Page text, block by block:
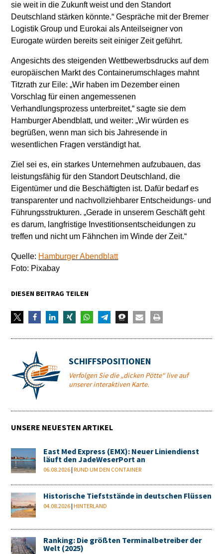
sie weit in die Zukunft weist und den Standort
Deutschland stärken könnte.“ Gespräche mit der Bremer
Logistik Group und Eurokai als Anteilseigner von
Eurogate würden bereits seit einiger Zeit geführt.
Angesichts des steigenden Wettbewerbsdrucks auf dem
europäischen Markt des Containerumschlages mahnt
Titzrath zur Eile: „Wir haben im Dezember einen
Vorschlag für einen angemessenen
Verhandlungsprozess unterbreitet,“ sagte sie dem
Hamburger Abendblatt, und weiter: „Wir würden es
begrüßen, wenn man sich bis Jahresende in
wesentlichen Fragen verständigt hat.
Ziel sei es, ein starkes Unternehmen aufzubauen, das
leistungsfähig für den Standort Deutschland, die
Eigentümer und die Beschäftigten ist. Dafür bedarf es
transparenter und nachvollziehbarer Entscheidungs- und
Führungsstrukturen. „Gerade in unserem Geschäft geht
es darum, langfristige Investitionsentscheidungen zu
treffen und nicht um Fähnchen im Winde der Zeit.“
Quelle: Hamburger Abendblatt
Foto: Pixabay
DIESEN BEITRAG TEILEN
SCHIFFSPOSITIONEN
Verfolgen Sie die „dicken Pötte“ live auf
unserer interaktiven Karte.
UNSERE NEUESTEN ARTIKEL
East Med Express (EMX): Neuer Liniendienst
läuft den JadeWeserPort an
06.08.2026 |RUND UM DEN CONTAINER
Historische Tiefststände in deutschen Flüssen
04.08.2026 |HINTERLAND
Ranking: Die größten Terminalbetreiber der
Welt (2025)